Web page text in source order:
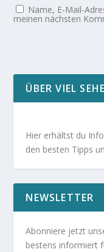
Name, E-Mail-
meinen nächsten
ÜBER VIEL
Hier erhältst du
den besten Tipps
NEWSLETTER
Abonniere jetzt
bestens informiert